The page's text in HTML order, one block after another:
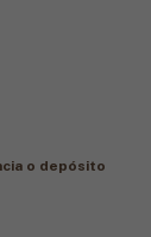
o depósito